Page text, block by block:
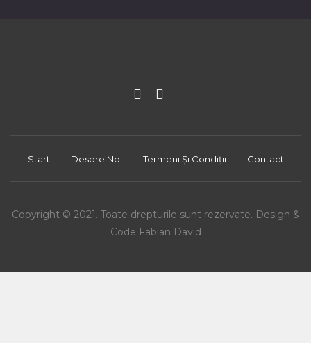
Start Despre Noi Termeni Și Condiții Contact
Copyright © 2021. Toate drepturile sunt rezervate. Design &
Code Fabian David